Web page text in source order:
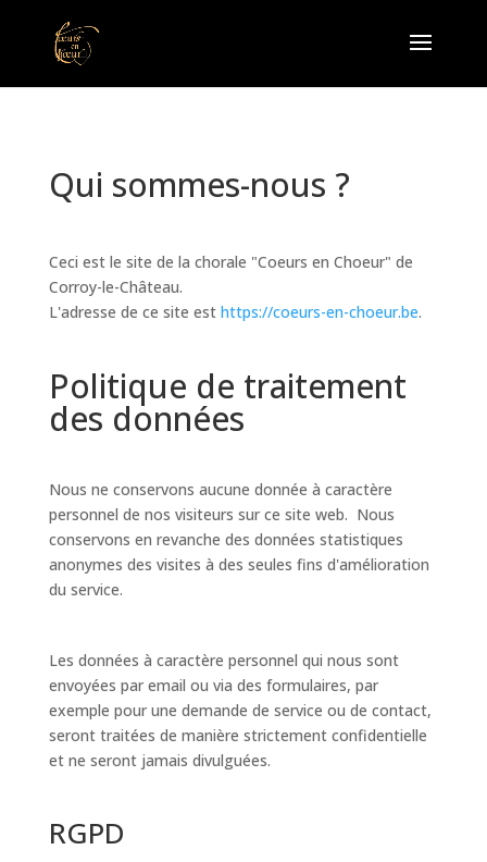
Qui sommes-nous ?
Ceci est le site de la chorale "Coeurs en Choeur" de
Corroy-le-Château.
L'adresse de ce site est https://coeurs-en-choeur.be.
Politique de traitement
des données
Nous ne conservons aucune donnée à caractère
personnel de nos visiteurs sur ce site web. Nous
conservons en revanche des données statistiques
anonymes des visites à des seules fins d'amélioration
du service.
Les données à caractère personnel qui nous sont
envoyées par email ou via des formulaires, par
exemple pour une demande de service ou de contact,
seront traitées de manière strictement confidentielle
et ne seront jamais divulguées.
RGPD